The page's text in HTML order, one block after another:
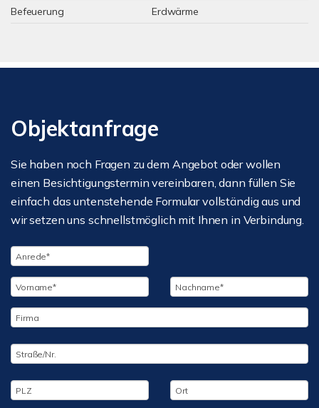
Befeuerung
Erdwärme
Objektanfrage
Sie haben noch Fragen zu dem Angebot oder wollen
einen Besichtigungstermin vereinbaren, dann füllen Sie
einfach das untenstehende Formular vollständig aus und
wir setzen uns schnellstmöglich mit Ihnen in Verbindung.